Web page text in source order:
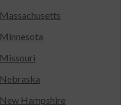
Massachusetts
Minnesota
Missouri
Nebraska
New Hampshire